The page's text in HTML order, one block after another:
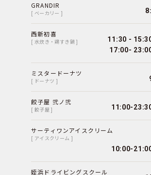
GRANDIR
[ ベーカリー ]
西新初喜
[ 水炊き・鶏すき鍋 ] 11:30 -
17:00-
ミスタードーナツ
[ ドーナツ ]
餃子屋 弐ノ弐
[ 餃子屋 ] 11:00-
サーティワンアイスクリーム
[ アイスクリーム ]
10:00-
姪浜ドライビングスクール